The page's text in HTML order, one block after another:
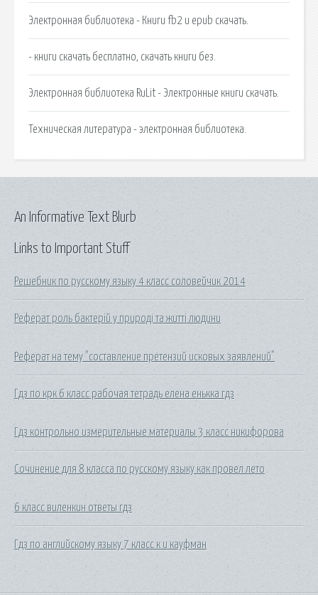
Электронная библиотека - Книги fb2 и epub скачать.
- книги скачать бесплатно, скачать книги без.
Электронная библиотека RuLit - Электронные книги скачать.
Техническая литература - электронная библиотека.
Links to Important Stuff
Решебник по русскому языку 4 класс соловейчик 2014
Реферат роль бактерій у природі та житті людини
Реферат на тему "составление претензий исковых заявлений"
Гдз по крк 6 класс рабочая тетрадь елена енькка гдз
Гдз контрольно измерительные материалы 3 класс никифорова
Сочинение для 8 класса по русскому языку как провел лето
6 класс виленкин ответы гдз
Гдз по английскому языку 7 класс к и кауфман
An Informative Text Blurb